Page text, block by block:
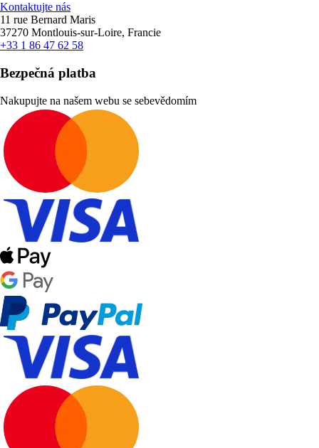
Kontaktujte nás
11 rue Bernard Maris
37270 Montlouis-sur-Loire, Francie
+33 1 86 47 62 58
Bezpečná platba
Nakupujte na našem webu se sebevědomím